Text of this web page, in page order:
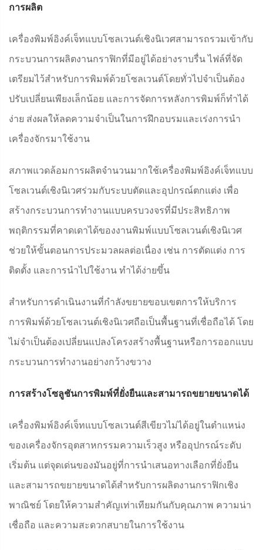
การผลิต
เครื่องพิมพ์อิงค์เจ็ทแบบโซลเวนต์เชิงนิเวศสามารถรวมเข้ากับ
กระบวนการผลิตงานกราฟิกที่มีอยู่ได้อย่างราบรื่น ไฟล์ที่จัด
เตรียมไว้สำหรับการพิมพ์ด้วยโซลเวนต์โดยทั่วไปจำเป็นต้อง
ปรับเปลี่ยนเพียงเล็กน้อย และการจัดการหลังการพิมพ์ก็ทำได้
ง่าย ส่งผลให้ลดความจำเป็นในการฝึกอบรมและเร่งการนำ
เครื่องจักรมาใช้งาน
สภาพแวดล้อมการผลิตจำนวนมากใช้เครื่องพิมพ์อิงค์เจ็ทแบบ
โซลเวนต์เชิงนิเวศร่วมกับระบบตัดและอุปกรณ์ตกแต่ง เพื่อ
สร้างกระบวนการทำงานแบบครบวงจรที่มีประสิทธิภาพ
พฤติกรรมที่คาดเดาได้ของงานพิมพ์แบบโซลเวนต์เชิงนิเวศ
ช่วยให้ขั้นตอนการประมวลผลต่อเนื่อง เช่น การตัดแต่ง การ
ติดตั้ง และการนำไปใช้งาน ทำได้ง่ายขึ้น
สำหรับการดำเนินงานที่กำลังขยายขอบเขตการให้บริการ
การพิมพ์ด้วยโซลเวนต์เชิงนิเวศถือเป็นพื้นฐานที่เชื่อถือได้ โดย
ไม่จำเป็นต้องเปลี่ยนแปลงโครงสร้างพื้นฐานหรือการออกแบบ
กระบวนการทำงานอย่างกว้างขวาง
การสร้างโซลูชันการพิมพ์ที่ยั่งยืนและสามารถขยายขนาดได้
เครื่องพิมพ์อิงค์เจ็ทแบบโซลเวนต์สีเขียวไม่ได้อยู่ในตำแหน่ง
ของเครื่องจักรอุตสาหกรรมความเร็วสูง หรืออุปกรณ์ระดับ
เริ่มต้น แต่จุดเด่นของมันอยู่ที่การนำเสนอทางเลือกที่ยั่งยืน
และสามารถขยายขนาดได้สำหรับการผลิตงานกราฟิกเชิง
พาณิชย์ โดยให้ความสำคัญเท่าเทียมกันกับคุณภาพ ความน่า
เชื่อถือ และความสะดวกสบายในการใช้งาน